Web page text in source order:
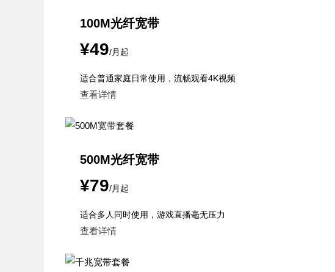
100M光纤宽带
¥49/月起
适合普通家庭日常使用，流畅观看4K视频
查看详情
500M光纤宽带
¥79/月起
适合多人同时使用，游戏直播毫无压力
查看详情